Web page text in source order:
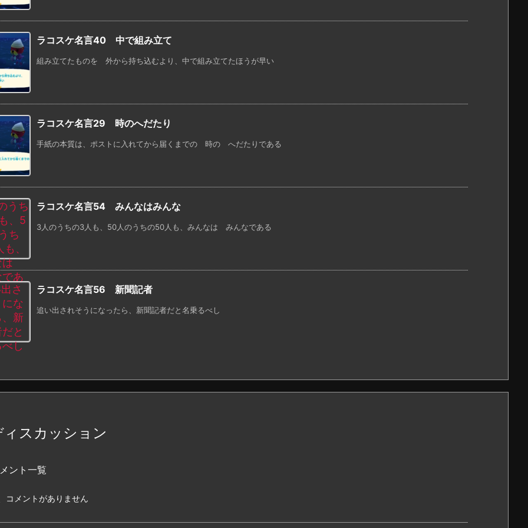
ラコスケ名言40 中で組み立て
組み立てたものを 外から持ち込むより、中で組み立てたほうが早い
ラコスケ名言29 時のへだたり
手紙の本質は、ポストに入れてから届くまでの 時の へだたりである
ラコスケ名言54 みんなはみんな
3人のうちの3人も、50人のうちの50人も、みんなは みんなである
ラコスケ名言56 新聞記者
追い出されそうになったら、新聞記者だと名乗るべし
ィスカッション
ント一覧
コメントがありません